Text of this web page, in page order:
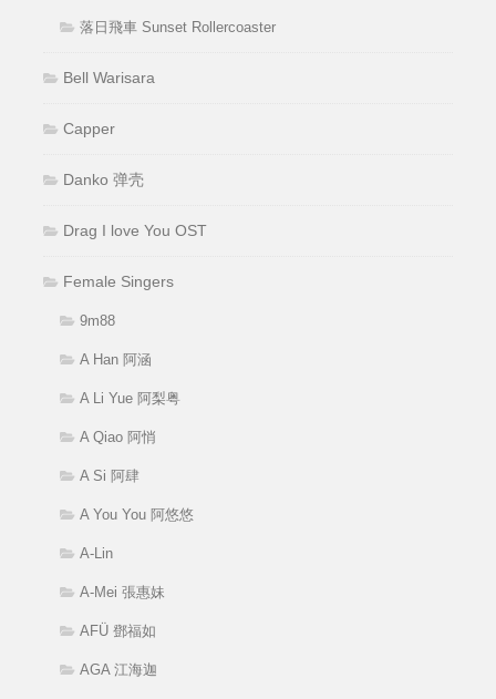
落日飛車 Sunset Rollercoaster
Bell Warisara
Capper
Danko 弹壳
Drag I love You OST
Female Singers
9m88
A Han 阿涵
A Li Yue 阿梨粤
A Qiao 阿悄
A Si 阿肆
A You You 阿悠悠
A-Lin
A-Mei 張惠妹
AFÜ 鄧福如
AGA 江海迦